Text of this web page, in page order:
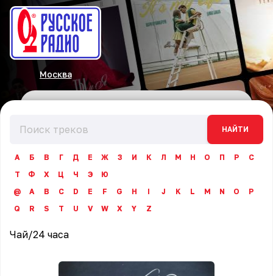
Москва
НАЙТИ
А Б В Г Д Е Ж З И К Л М Н О П Р
С
Т
Ф Х Ц Ч Э
Ю
@
A B C D E F G H I J K L M N O
P
Q
R S T U V W X Y Z
Чай/24 часа